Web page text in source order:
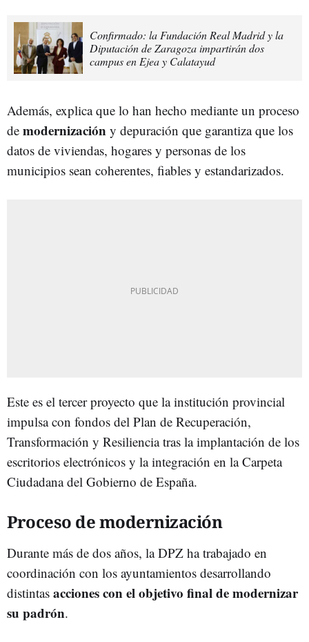
Confirmado: la Fundación Real Madrid y la
Diputación de Zaragoza impartirán dos
campus en Ejea y Calatayud
Además, explica que lo han hecho mediante un proceso
de modernización y depuración que garantiza que los
datos de viviendas, hogares y personas de los
municipios sean coherentes, fiables y estandarizados.
Este es el tercer proyecto que la institución provincial
impulsa con fondos del Plan de Recuperación,
Transformación y Resiliencia tras la implantación de los
escritorios electrónicos y la integración en la Carpeta
Ciudadana del Gobierno de España.
Proceso de modernización
Durante más de dos años, la DPZ ha trabajado en
coordinación con los ayuntamientos desarrollando
distintas acciones con el objetivo final de modernizar
su padrón.